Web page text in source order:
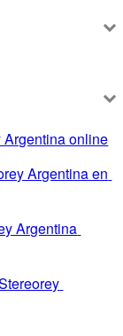
Argentina online
Argentina en
Argentina